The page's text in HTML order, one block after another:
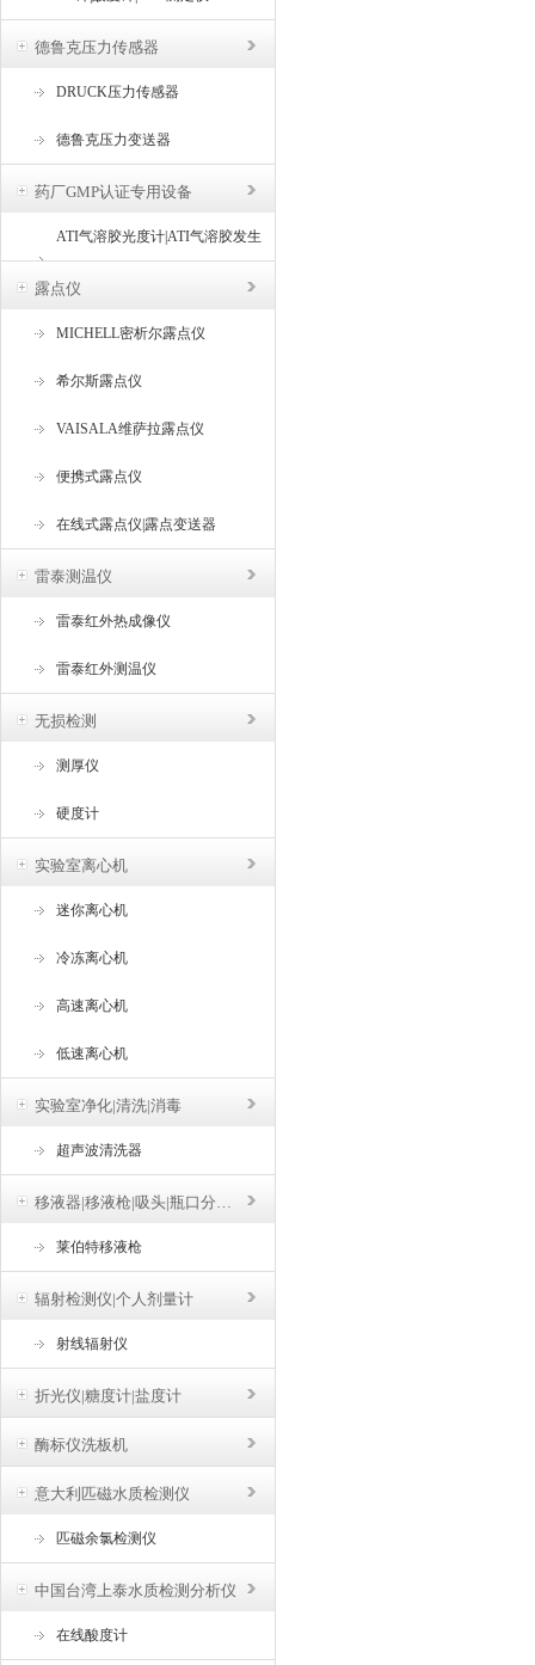
德鲁克压力传感器
DRUCK压力传感器
德鲁克压力变送器
药厂GMP认证专用设备
ATI气溶胶光度计|ATI气溶胶发生
器
露点仪
MICHELL密析尔露点仪
希尔斯露点仪
VAISALA维萨拉露点仪
便携式露点仪
在线式露点仪|露点变送器
雷泰测温仪
雷泰红外热成像仪
雷泰红外测温仪
无损检测
测厚仪
硬度计
实验室离心机
迷你离心机
冷冻离心机
高速离心机
低速离心机
实验室净化|清洗|消毒
超声波清洗器
移液器|移液枪|吸头|瓶口分液器
莱伯特移液枪
辐射检测仪|个人剂量计
射线辐射仪
折光仪|糖度计|盐度计
酶标仪洗板机
意大利匹磁水质检测仪
匹磁余氯检测仪
中国台湾上泰水质检测分析仪
在线酸度计